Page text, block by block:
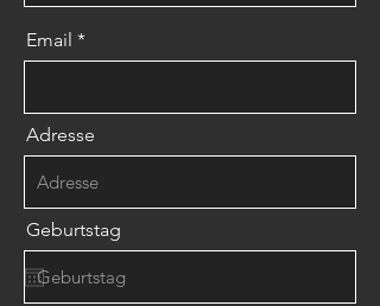
Email
Adresse
Geburtstag